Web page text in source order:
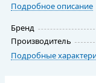
Подробное описание
Бренд
Производитель
Подробные